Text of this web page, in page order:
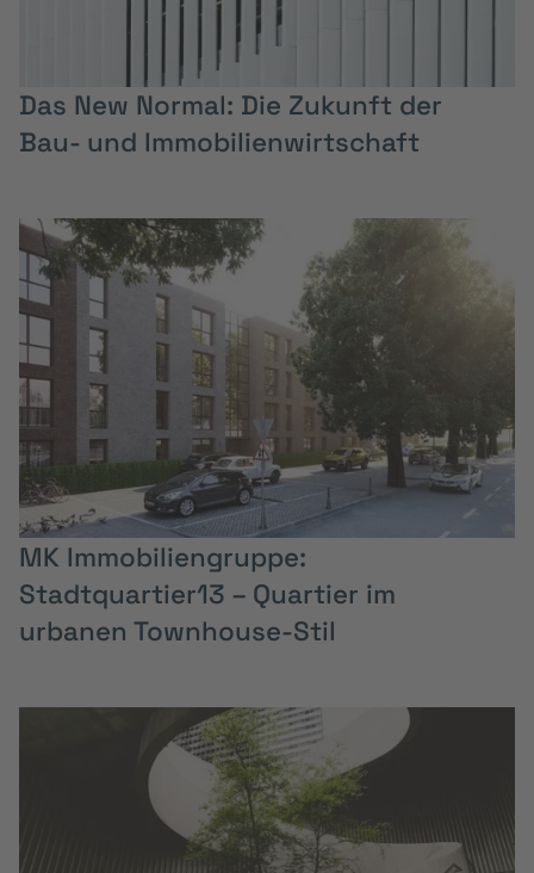
Das New Normal: Die Zukunft der
Bau- und Immobilienwirtschaft
MK Immobiliengruppe:
Stadtquartier13 – Quartier im
urbanen Townhouse-Stil